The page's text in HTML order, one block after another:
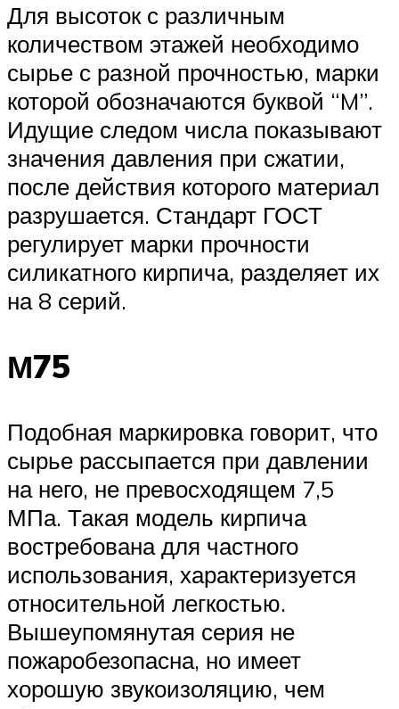
Для высоток с различным
количеством этажей необходимо
сырье с разной прочностью, марки
которой обозначаются буквой “M”.
Идущие следом числа показывают
значения давления при сжатии,
после действия которого материал
разрушается. Стандарт ГОСТ
регулирует марки прочности
силикатного кирпича, разделяет их
на 8 серий.
М75
Подобная маркировка говорит, что
сырье рассыпается при давлении
на него, не превосходящем 7,5
МПа. Такая модель кирпича
востребована для частного
использования, характеризуется
относительной легкостью.
Вышеупомянутая серия не
пожаробезопасна, но имеет
хорошую звукоизоляцию, чем